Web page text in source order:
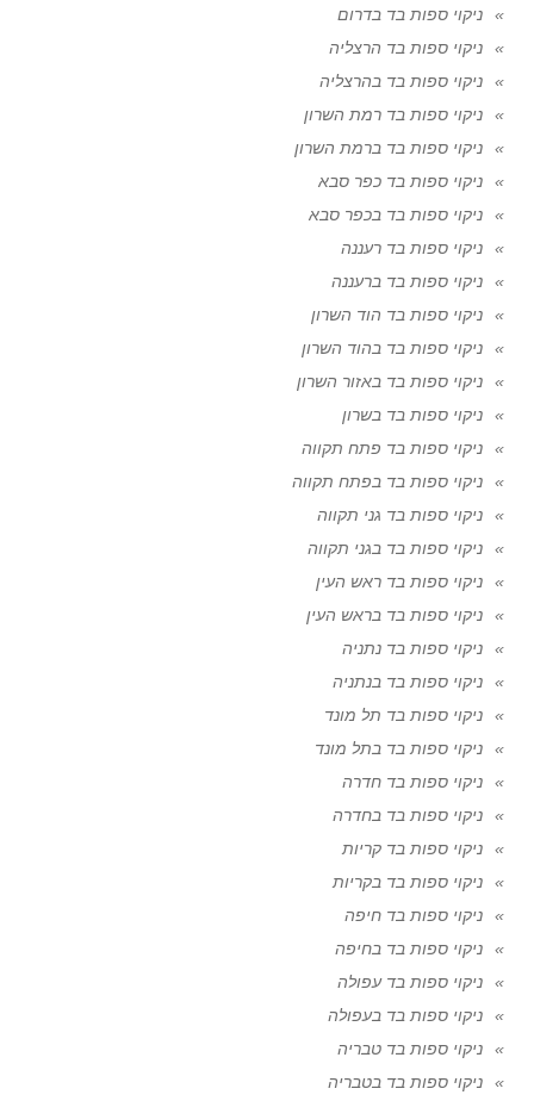
ניקוי ספות בד בדרום
ניקוי ספות בד הרצליה
ניקוי ספות בד בהרצליה
ניקוי ספות בד רמת השרון
ניקוי ספות בד ברמת השרון
ניקוי ספות בד כפר סבא
ניקוי ספות בד בכפר סבא
ניקוי ספות בד רעננה
ניקוי ספות בד ברעננה
ניקוי ספות בד הוד השרון
ניקוי ספות בד בהוד השרון
ניקוי ספות בד באזור השרון
ניקוי ספות בד בשרון
ניקוי ספות בד פתח תקווה
ניקוי ספות בד בפתח תקווה
ניקוי ספות בד גני תקווה
ניקוי ספות בד בגני תקווה
ניקוי ספות בד ראש העין
ניקוי ספות בד בראש העין
ניקוי ספות בד נתניה
ניקוי ספות בד בנתניה
ניקוי ספות בד תל מונד
ניקוי ספות בד בתל מונד
ניקוי ספות בד חדרה
ניקוי ספות בד בחדרה
ניקוי ספות בד קריות
ניקוי ספות בד בקריות
ניקוי ספות בד חיפה
ניקוי ספות בד בחיפה
ניקוי ספות בד עפולה
ניקוי ספות בד בעפולה
ניקוי ספות בד טבריה
ניקוי ספות בד בטבריה